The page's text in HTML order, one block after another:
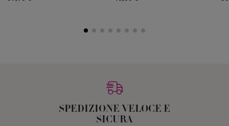
SPEDIZIONE VELOCE E
SICURA